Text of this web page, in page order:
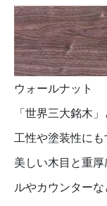
ウォールナット
「世界三大銘木
工性や塗装性にも
美しい木目と重
ルやカウンターな